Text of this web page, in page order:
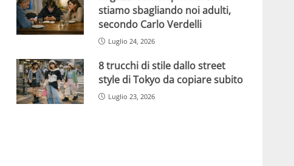
stiamo sbagliando noi adulti,
secondo Carlo Verdelli
Luglio 24, 2026
8 trucchi di stile dallo street
style di Tokyo da copiare subito
Luglio 23, 2026